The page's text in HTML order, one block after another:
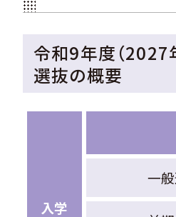
令和9年度（
選抜の概要
入学
一般